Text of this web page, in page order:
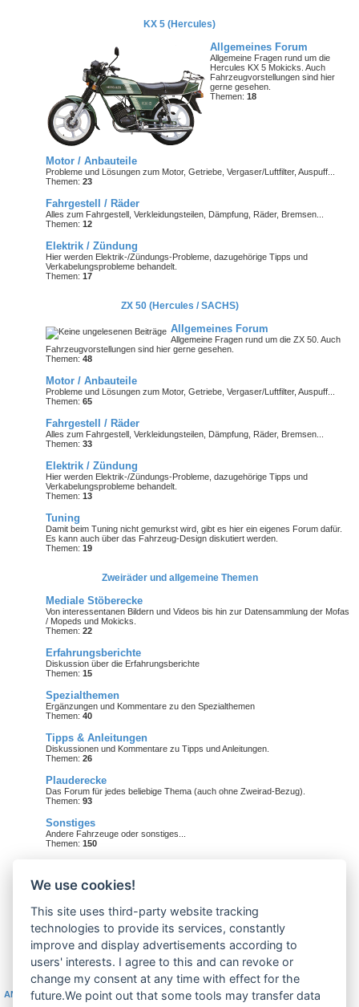
KX 5 (Hercules)
Allgemeines Forum
Allgemeine Fragen rund um die
Hercules KX 5 Mokicks. Auch
Fahrzeugvorstellungen sind hier
gerne gesehen.
Themen: 18
Motor / Anbauteile
Probleme und Lösungen zum Motor, Getriebe, Vergaser/Luftfilter, Auspuff...
Themen: 23
Fahrgestell / Räder
Alles zum Fahrgestell, Verkleidungsteilen, Dämpfung, Räder, Bremsen...
Themen: 12
Elektrik / Zündung
Hier werden Elektrik-/Zündungs-Probleme, dazugehörige Tipps und
Verkabelungsprobleme behandelt.
Themen: 17
ZX 50 (Hercules / SACHS)
Allgemeines Forum
Allgemeine Fragen rund um die ZX 50. Auch
Fahrzeugvorstellungen sind hier gerne gesehen.
Themen: 48
Motor / Anbauteile
Probleme und Lösungen zum Motor, Getriebe, Vergaser/Luftfilter, Auspuff...
Themen: 65
Fahrgestell / Räder
Alles zum Fahrgestell, Verkleidungsteilen, Dämpfung, Räder, Bremsen...
Themen: 33
Elektrik / Zündung
Hier werden Elektrik-/Zündungs-Probleme, dazugehörige Tipps und
Verkabelungsprobleme behandelt.
Themen: 13
Tuning
Damit beim Tuning nicht gemurkst wird, gibt es hier ein eigenes Forum dafür.
Es kann auch über das Fahrzeug-Design diskutiert werden.
Themen: 19
Zweiräder und allgemeine Themen
Mediale Stöberecke
Von interessentanen Bildern und Videos bis hin zur Datensammlung der Mofas
/ Mopeds und Mokicks.
Themen: 22
Erfahrungsberichte
Diskussion über die Erfahrungsberichte
Themen: 15
Spezialthemen
Ergänzungen und Kommentare zu den Spezialthemen
Themen: 40
Tipps & Anleitungen
Diskussionen und Kommentare zu Tipps und Anleitungen.
Themen: 26
Plauderecke
Das Forum für jedes beliebige Thema (auch ohne Zweirad-Bezug).
Themen: 93
Sonstiges
Andere Fahrzeuge oder sonstiges...
Themen: 150
Neuigkeiten auf technik-ostfriese.com und in diesem Forum.
Themen:26
Feedback
Was soll sich in Zukunft ändern? Feedback würde mich sehr freuen!
Themen:7
ANMELDEN•REGISTRIEREN
We use cookies!
This site uses third-party website tracking
technologies to provide its services, constantly
improve and display advertisements according to
users' interests. I agree to this and can revoke or
change my consent at any time with effect for the
future.We point out that some tools may transfer data